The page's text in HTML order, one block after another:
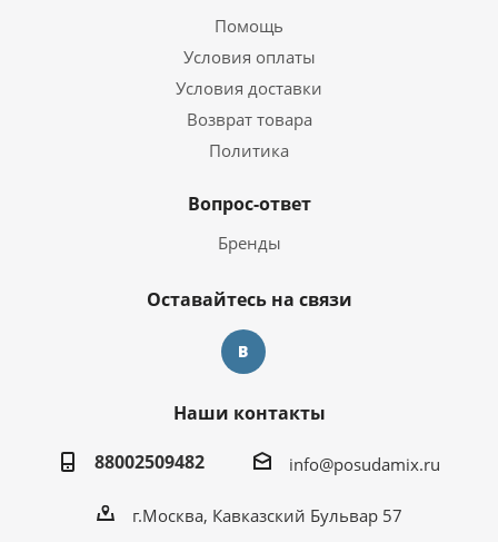
Помощь
Условия оплаты
Условия доставки
Возврат товара
Политика
Вопрос-ответ
Бренды
Оставайтесь на связи
Наши контакты
88002509482
info@posudamix.ru
г.Москва, Кавказский Бульвар 57